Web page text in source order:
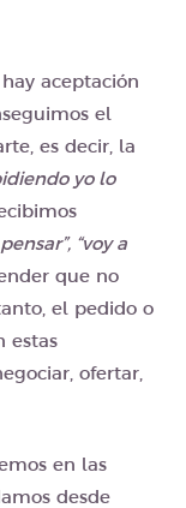
aceptación
el
es decir, la
yo lo
“voy a
que no
el pedido o
estas
ofertar,
en las
desde